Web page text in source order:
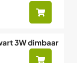
3W dimbaar